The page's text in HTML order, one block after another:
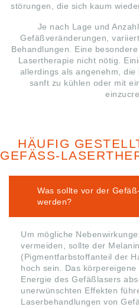
störungen, die sich kaum
Je nach Lage und
Gefäßveränderungen,
Behandlungen. Eine
Lasertherapie nicht nötig.
allerdings als angenehm,
sanft zu kühlen oder mit
HÄUFIG
GEFÄSS-
Was sollte vor der
werden?
Um mögliche
vermeiden, sollte der
(Pigmentfarbstoffanteil der
hoch sein. Das
Energie des Gefäßlasers
unerwünschten Effekten
Laserbehandlungen von